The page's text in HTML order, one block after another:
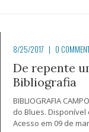
8/25/2017 | 0
De repente
Bibliografia
BIBLIOGRAFIA
do Blues.
Acesso em 09 de